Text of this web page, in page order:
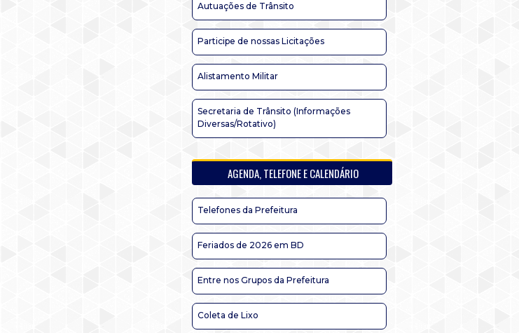
Autuações de Trânsito
Participe de nossas Licitações
Alistamento Militar
Secretaria de Trânsito (Informações
Diversas/Rotativo)
AGENDA, TELEFONE E CALENDÁRIO
Telefones da Prefeitura
Feriados de 2026 em BD
Entre nos Grupos da Prefeitura
Coleta de Lixo